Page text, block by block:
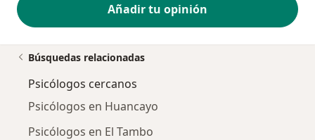
Añadir tu opinión
Búsquedas relacionadas
Psicólogos cercanos
Psicólogos en Huancayo
Psicólogos en El Tambo